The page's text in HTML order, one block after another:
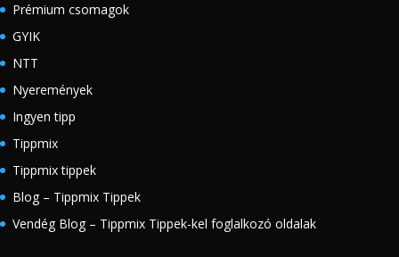
Prémium csomagok
GYIK
NTT
Nyeremények
Ingyen tipp
Tippmix
Tippmix tippek
Blog – Tippmix Tippek
Vendég Blog – Tippmix Tippek-kel foglalkozó oldalak